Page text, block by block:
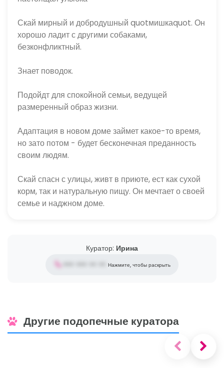
Скай мирный и добродушный quotмишкаquot. Он
хорошо ладит с другими собаками,
безконфликтный.
Знает поводок.
Подойдт для спокойной семьи, ведущей
размеренный образ жизни.
Адаптация в новом доме займет какое-то время,
но зато потом - будет бесконечная преданность
своим людям.
Скай спасн с улицы, живт в приюте, ест как сухой
корм, так и натуральную пищу. Он мечтает о своей
семье и наджном доме.
Куратор: Ирина
Нажмите, чтобы раскрыть
Другие подопечные куратора